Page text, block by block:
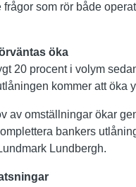
som rör både
öka
20 procent i volym
kommer att öka
av omställningar ökar
bankers
Lundbergh.